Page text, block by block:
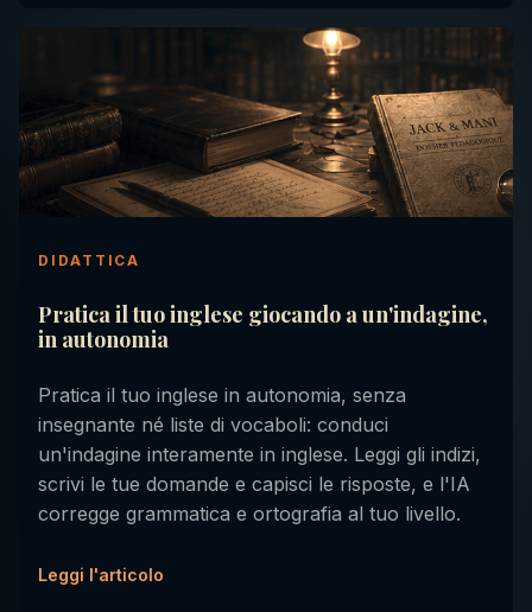
DIDATTICA
Pratica il tuo inglese giocando a un'indagine,
in autonomia
Pratica il tuo inglese in autonomia, senza
insegnante né liste di vocaboli: conduci
un'indagine interamente in inglese. Leggi gli indizi,
scrivi le tue domande e capisci le risposte, e l'IA
corregge grammatica e ortografia al tuo livello.
Leggi l'articolo